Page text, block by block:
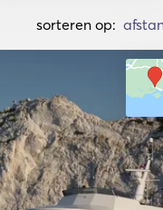
sorteren op: